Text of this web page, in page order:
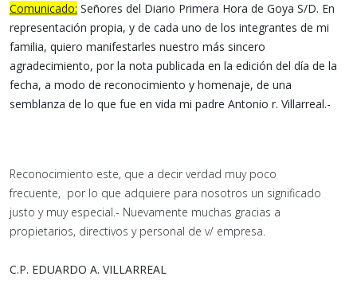
Comunicado: Señores del Diario Primera Hora de Goya S/D. En
representación propia, y de cada uno de los integrantes de mi
familia, quiero manifestarles nuestro más sincero
agradecimiento, por la nota publicada en la edición del día de la
fecha, a modo de reconocimiento y homenaje, de una
semblanza de lo que fue en vida mi padre Antonio r. Villarreal.-
Reconocimiento este, que a decir verdad muy poco
frecuente, por lo que adquiere para nosotros un significado
justo y muy especial.- Nuevamente muchas gracias a
propietarios, directivos y personal de v/ empresa.
C.P. EDUARDO A. VILLARREAL